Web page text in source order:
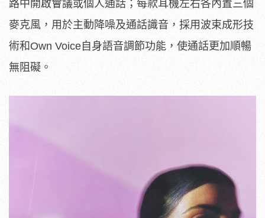
路中開啟會議或個人通話；每款耳機左右各內置三個
麥克風，用於主動降噪及通話識音，採用波束成形技
術和Own Voice自身語音調節功能，使通話更加順暢
無阻礙。